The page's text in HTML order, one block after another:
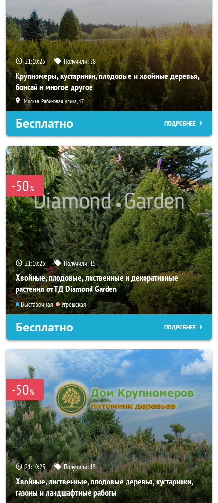
21:10:24 Получили:28
Крупномеры, кустарники, плодовые и хвойные деревья,
бонсай и многое другое
Москва, Рябиновая улица, 17
Бесплатно ПОДРОБНЕЕ
-50%
21:10:24 Получили:15
Хвойные, плодовые, лиственные и декоративные
растения от ТД Diamond Garden
Выставочная Угрешская
Бесплатно ПОДРОБНЕЕ
-50%
21:10:24 Получили:15
Хвойные, лиственные, плодовые деревья, кустарники,
газоны и ландшафтные работы